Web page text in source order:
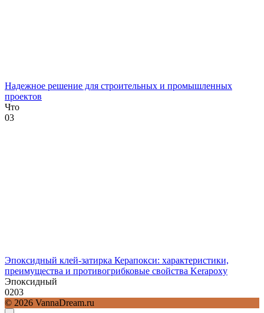
Надежное решение для строительных и промышленных
проектов
Что
03
Эпоксидный клей-затирка Керапокси: характеристики,
преимущества и противогрибковые свойства Kerapoxy
Эпоксидный
0203
© 2026 VannaDream.ru